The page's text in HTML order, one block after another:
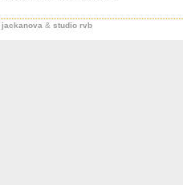
jackanova & studio rvb